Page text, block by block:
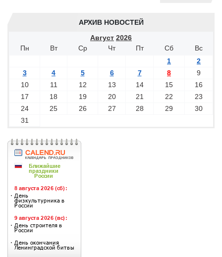
АРХИВ НОВОСТЕЙ
Август 2026
Пн
Вт Ср Чт Пт Сб
Вс
1
2
3
4 5 6 7 8
9
10
11 12 13 14 15
16
17
18 19 20 21 22
23
24
25 26 27 28 29
30
31